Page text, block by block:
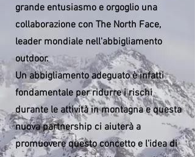
grande entusiasmo e orgoglio una
collaborazione con The North Face,
leader mondiale nell'abbigliamento
outdoor.
Un abbigliamento adeguato è infatti
fondamentale per ridurre i rischi
durante le attività in montagna e questa
nuova partnership ci aiuterà a
promuovere questo concetto e l'idea di